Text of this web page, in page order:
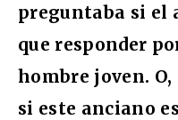
preguntaba si el
que responder
hombre joven.
si este anciano